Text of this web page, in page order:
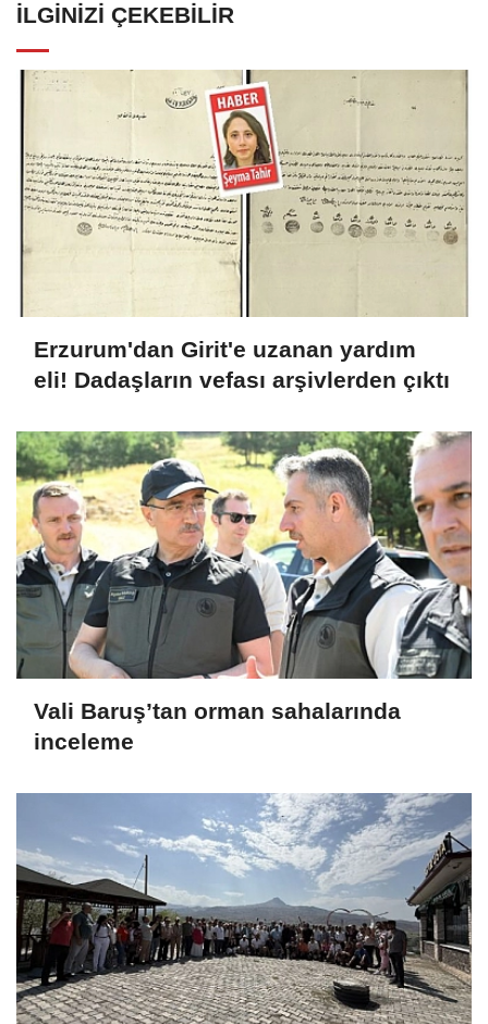
İLGINIZI ÇEKEBILIR
Erzurum'dan Girit'e uzanan yardım
eli! Dadaşların vefası arşivlerden çıktı
Vali Baruş’tan orman sahalarında
inceleme